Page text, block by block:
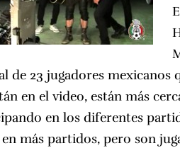
de 23 jugadores mexicanos
en el video, están más
en los diferentes
más partidos, pero son